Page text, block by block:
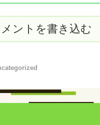
ントを書き込む